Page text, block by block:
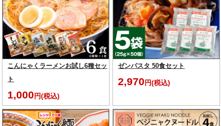
こんにゃくラーメンお試し6種セッ
ト
1,000円(税込)
ゼンパスタ 50食セット
2,970円(税込)